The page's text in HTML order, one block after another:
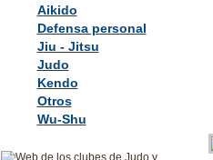
Aikido
Defensa personal
Jiu - Jitsu
Judo
Kendo
Otros
Wu-Shu